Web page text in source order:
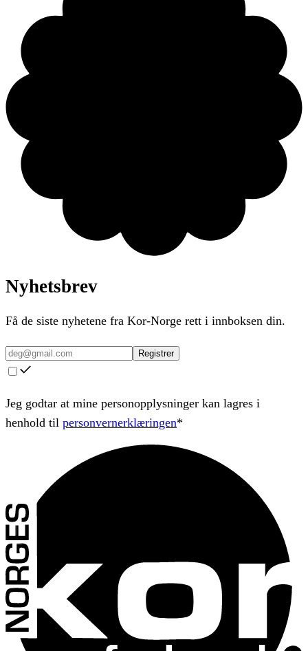
Nyhetsbrev
Få de siste nyhetene fra Kor-Norge rett i innboksen din.
Registrer
Jeg godtar at mine personopplysninger kan lagres i
henhold til personvernerklæringen*